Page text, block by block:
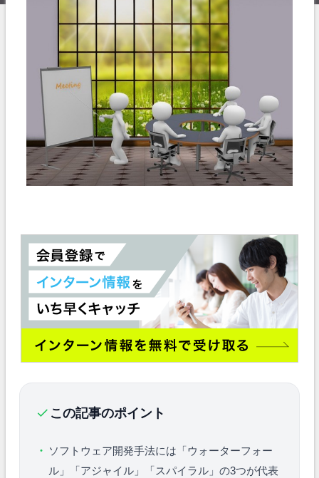
この記事のポイント
ソフトウェア開発手法には「ウォーターフォー
ル」「アジャイル」「スパイラル」の3つが代表